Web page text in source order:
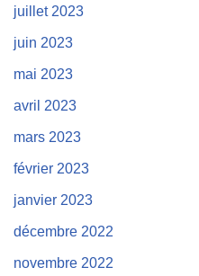
juillet 2023
juin 2023
mai 2023
avril 2023
mars 2023
février 2023
janvier 2023
décembre 2022
novembre 2022